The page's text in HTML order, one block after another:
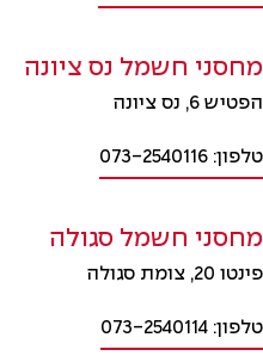
מחסני חשמל נס ציונה
הפטיש 6, נס ציונה
טלפון: 073-2540116
מחסני חשמל סגולה
פינטו 20, צומת סגולה
טלפון: 073-2540114